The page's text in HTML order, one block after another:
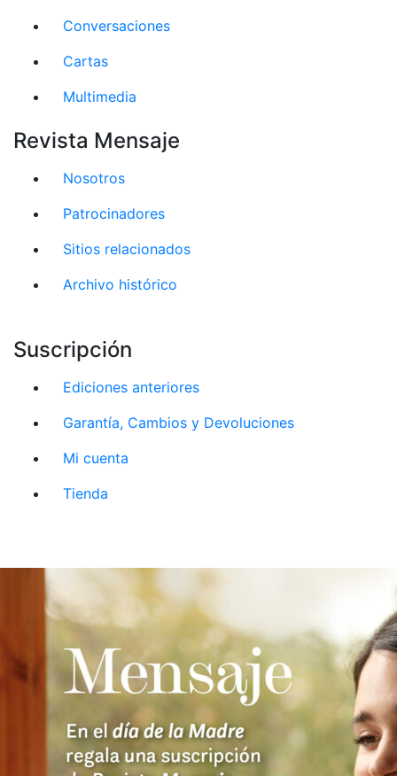
Conversaciones
Cartas
Multimedia
Revista Mensaje
Nosotros
Patrocinadores
Sitios relacionados
Archivo histórico
Suscripción
Ediciones anteriores
Garantía, Cambios y Devoluciones
Mi cuenta
Tienda